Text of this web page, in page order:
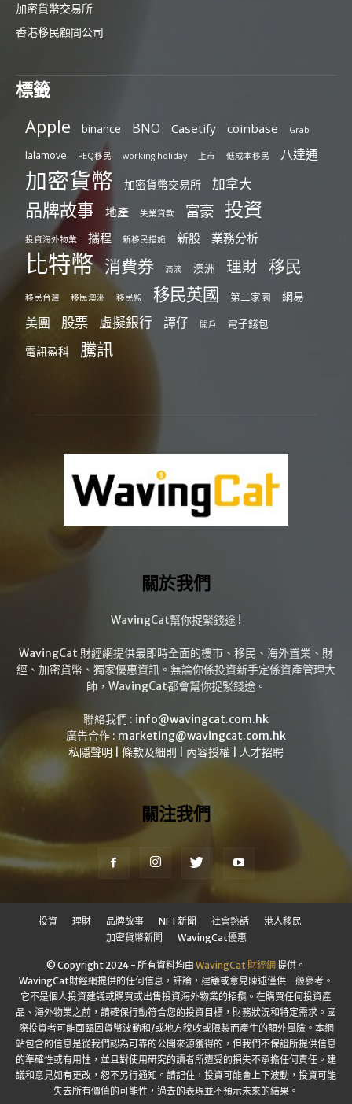
加密貨幣交易所
香港移民顧問公司
標籤
Apple binance BNO Casetify coinbase Grab
lalamove PEQ移民 working holiday 上市 低成本移民 八達通
加密貨幣 加密貨幣交易所 加拿大
品牌故事 地產 失業貸款 富豪 投資
投資海外物業 攜程 新移民措施 新股 業務分析
比特幣 消費券 滴滴 澳洲 理財 移民
移民台灣 移民澳洲 移民監 移民英國 第二家園 網易
美團 股票 虛擬銀行 譚仔 開戶 電子錢包
電訊盈科 騰訊
關於我們
WavingCat幫你捉緊錢途 !
WavingCat 財經網提供最即時全面的樓市、移民、海外置業、財
經、加密貨幣、獨家優惠資訊。無論你係投資新手定係資產管理大
師，WavingCat都會幫你捉緊錢途。
聯絡我們 : info@wavingcat.com.hk
廣告合作 : marketing@wavingcat.com.hk
私隱聲明
條款及細則 內容授權 人才招聘
關注我們
投資 理財 品牌故事 NFT新聞 社會熱話
港人移民
加密貨幣新聞
WavingCat優惠
© Copyright 2024 - 所有資料均由 WavingCat 財經網 提供。
WavingCat財經網提供的任何信息，評論，建議或意見陳述僅供一般參考。
它不是個人投資建議或購買或出售投資海外物業的招攬。在購買任何投資產
品、海外物業之前，請確保行動符合您的投資目標，財務狀況和特定需求。國
際投資者可能面臨因貨幣波動和/或地方稅收或限製而產生的額外風險。本網
站包含的信息是從我們認為可靠的公開來源獲得的，但我們不保證所提供信息
的準確性或有用性，並且對使用研究的讀者所遭受的損失不承擔任何責任。建
議和意見如有更改，恕不另行通知。請記住，投資可能會上下波動，投資可能
失去所有價值的可能性，過去的表現並不預示未來的結果。